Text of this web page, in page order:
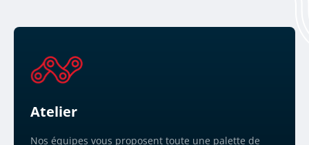
Atelier
Nos équipes vous proposent toute une palette de